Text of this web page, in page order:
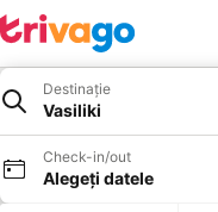
Destinație
Vasiliki
Check-in/out
Alegeți datele